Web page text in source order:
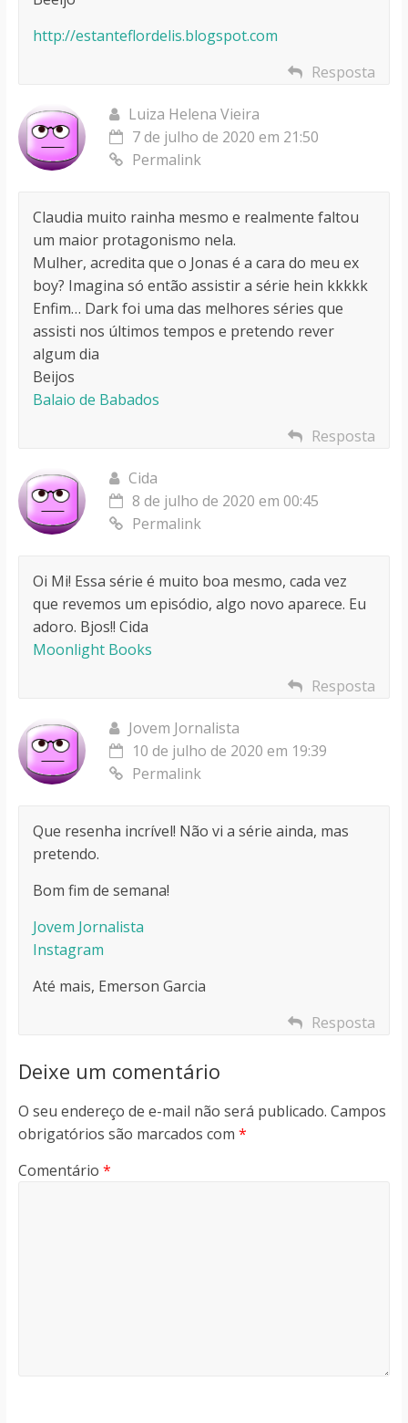
http://estanteflordelis.blogspot.com
Resposta
Luiza Helena Vieira
7 de julho de 2020 em 21:50
Permalink
Claudia muito rainha mesmo e realmente faltou
um maior protagonismo nela.
Mulher, acredita que o Jonas é a cara do meu ex
boy? Imagina só então assistir a série hein kkkkk
Enfim… Dark foi uma das melhores séries que
assisti nos últimos tempos e pretendo rever
algum dia
Beijos
Balaio de Babados
Resposta
Cida
8 de julho de 2020 em 00:45
Permalink
Oi Mi! Essa série é muito boa mesmo, cada vez
que revemos um episódio, algo novo aparece. Eu
adoro. Bjos!! Cida
Moonlight Books
Resposta
Jovem Jornalista
10 de julho de 2020 em 19:39
Permalink
Que resenha incrível! Não vi a série ainda, mas
pretendo.
Bom fim de semana!
Jovem Jornalista
Instagram
Até mais, Emerson Garcia
Resposta
Deixe um comentário
O seu endereço de e-mail não será publicado. Campos
obrigatórios são marcados com *
Comentário *